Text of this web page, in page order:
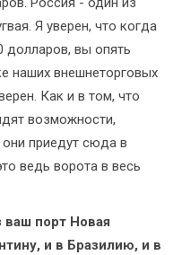
Я уверен, что когда
долларов, вы опять
наших внешнеторговых
Как и в том, что
возможности,
они приедут сюда в
ведь ворота в весь
порт Новая
и в Бразилию, и в